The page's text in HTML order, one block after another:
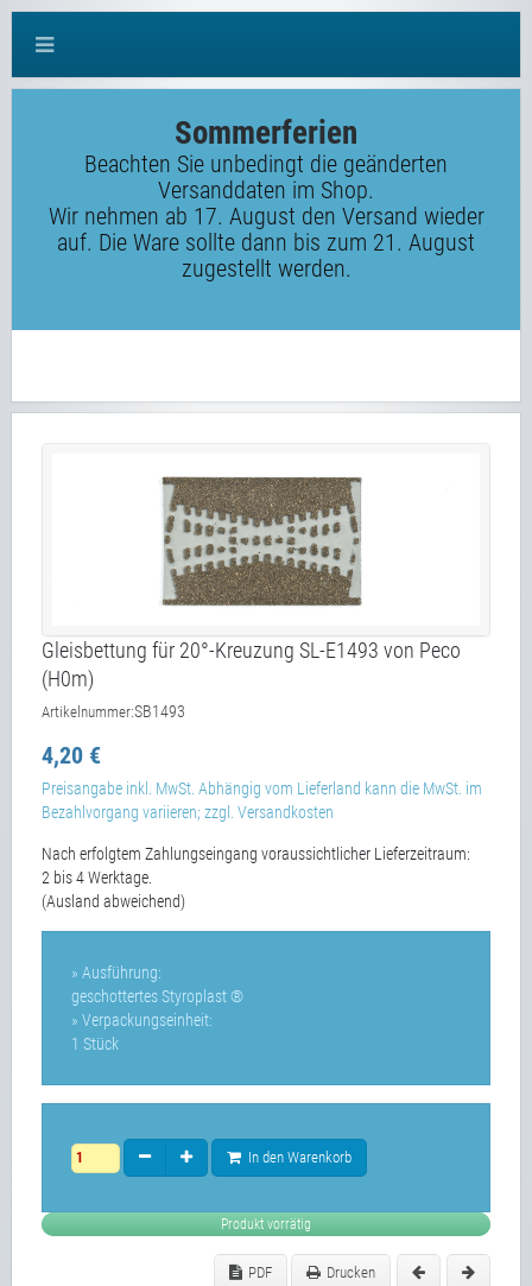
Sommerferien
Beachten Sie unbedingt die geänderten
Versanddaten im Shop.
Wir nehmen ab 17. August den Versand wieder
auf. Die Ware sollte dann bis zum 21. August
zugestellt werden.
Gleisbettung für 20°-Kreuzung SL-E1493 von Peco
(H0m)
Artikelnummer:SB1493
4,20 €
Preisangabe inkl. MwSt. Abhängig vom Lieferland kann die MwSt. im
Bezahlvorgang variieren; zzgl. Versandkosten
Nach erfolgtem Zahlungseingang voraussichtlicher Lieferzeitraum:
2 bis 4 Werktage.
(Ausland abweichend)
» Ausführung:
geschottertes Styroplast ®
» Verpackungseinheit:
1 Stück
In den Warenkorb
Produkt vorrätig
PDF Drucken